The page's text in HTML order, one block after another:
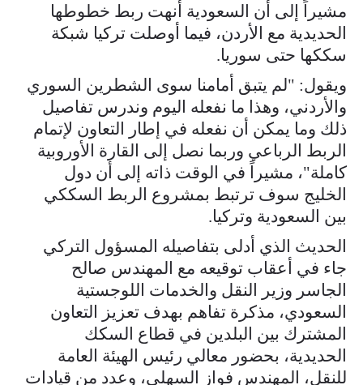
مشيراً إلى أن السعودية أنهت ربط خطوطها
الحديدية مع الأردن، فيما أوصلت تركيا شبكة
سككها حتى سوريا.
ويقول: "لم يتبق أمامنا سوى الشطرين السوري
والأردني، وهذا ما نفعله اليوم وندرس تفاصيل
ذلك وما يمكن أن نفعله في إطار التعاون لإتمام
الربط الرباعي وربما نصل إلى القارة الأوروبية
كاملة"، مشيراً في الوقت ذاته إلى أن دول
الخليج سوف ترتبط بمشروع الربط السككي
بين السعودية وتركيا.
الحديث الذي أدلى بتفاصيله المسؤول التركي
جاء في أعقاب توقيعه مع المهندس صالح
الجاسر وزير النقل والخدمات اللوجستية
السعودي، مذكرة تفاهم بهدف تعزيز التعاون
المشترك بين البلدين في قطاع السكك
الحديدية، بحضور معالي رئيس الهيئة العامة
للنقل، المهندس فواز السهلي، وعدد من قيادات